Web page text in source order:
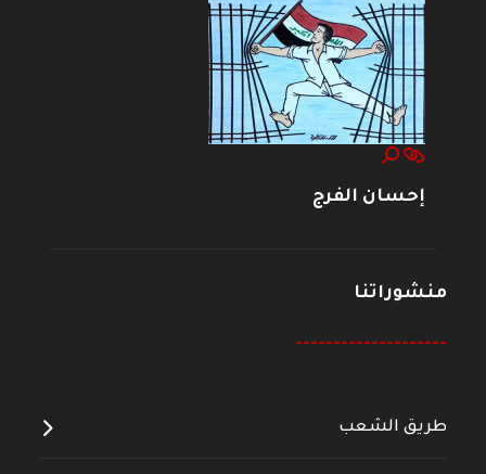
إحسان الفرج
منشوراتنا
--------------------
طريق الشعب